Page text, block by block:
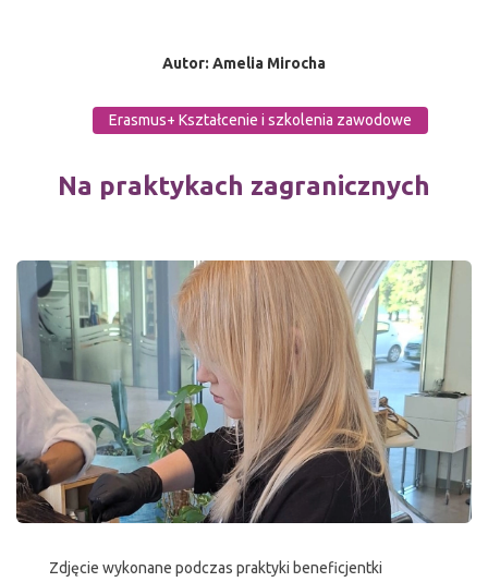
Autor: Amelia Mirocha
Erasmus+ Kształcenie i szkolenia zawodowe
Na praktykach zagranicznych
Zdjęcie wykonane podczas praktyki beneficjentki